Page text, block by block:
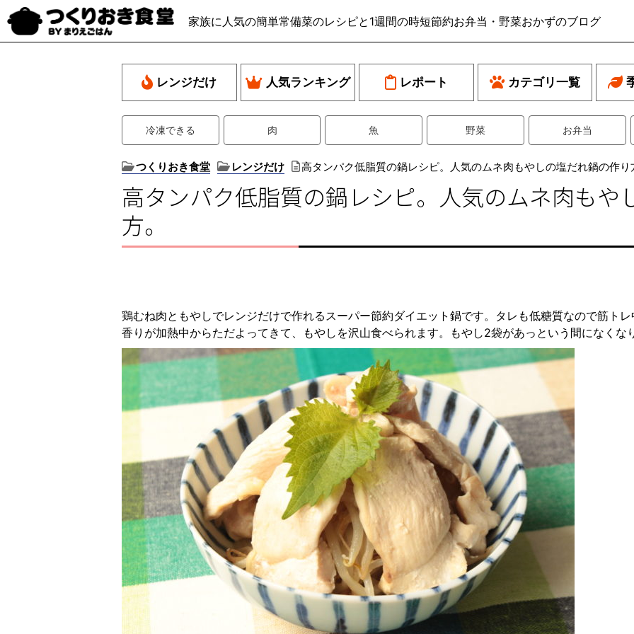
家族に人気の簡単常備菜のレシピと1週間の時短節約お弁当・野菜おかずのブログ
レンジだけ 人気ランキング レポート カテゴリ一覧
冷凍できる 肉 魚 野菜 お弁当
つくりおき食堂 レンジだけ 高タンパク低脂質の鍋レシピ。人気のムネ肉もやしの塩だれ鍋の作り
高タンパク低脂質の鍋レシピ。人気のムネ肉もや
方。
鶏むね肉ともやしでレンジだけで作れるスーパー節約ダイエット鍋です。タレも低糖質なので筋ト
香りが加熱中からただよってきて、もやしを沢山食べられます。もやし2袋があっという間になくな